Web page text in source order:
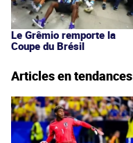
Le Grêmio remporte la
Coupe du Brésil
Articles en tendances